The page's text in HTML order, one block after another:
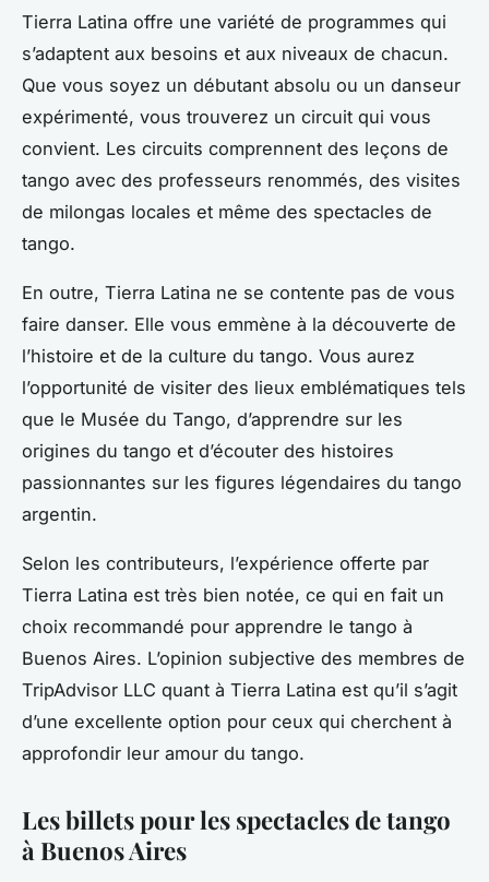
Tierra Latina offre une variété de programmes qui
s’adaptent aux besoins et aux niveaux de chacun.
Que vous soyez un débutant absolu ou un danseur
expérimenté, vous trouverez un circuit qui vous
convient. Les circuits comprennent des leçons de
tango avec des professeurs renommés, des visites
de milongas locales et même des spectacles de
tango.
En outre, Tierra Latina ne se contente pas de vous
faire danser. Elle vous emmène à la découverte de
l’histoire et de la culture du tango. Vous aurez
l’opportunité de visiter des lieux emblématiques tels
que le Musée du Tango, d’apprendre sur les
origines du tango et d’écouter des histoires
passionnantes sur les figures légendaires du tango
argentin.
Selon les contributeurs, l’expérience offerte par
Tierra Latina est très bien notée, ce qui en fait un
choix recommandé pour apprendre le tango à
Buenos Aires. L’opinion subjective des membres de
TripAdvisor LLC quant à Tierra Latina est qu’il s’agit
d’une excellente option pour ceux qui cherchent à
approfondir leur amour du tango.
Les billets pour les spectacles de tango
à Buenos Aires